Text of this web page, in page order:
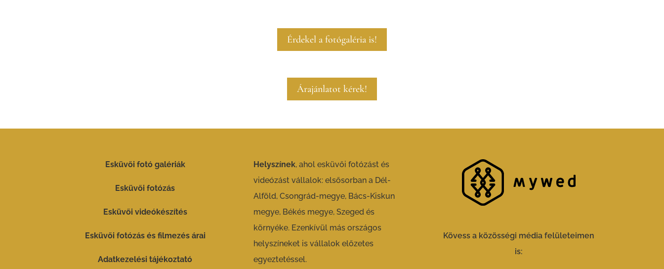
Érdekel a fotógaléria is!
Árajánlatot kérek!
Esküvői fotó galériák
Esküvői fotózás
Esküvői videókészítés
Esküvői fotózás és filmezés árai
Adatkezelési tájékoztató
Helyszínek, ahol esküvői fotózást és
videózást vállalok: elsősorban a Dél-
Alföld, Csongrád-megye, Bács-Kiskun
megye, Békés megye, Szeged és
környéke. Ezenkívül más országos
helyszíneket is vállalok előzetes
egyeztetéssel.
Kövess a közösségi média felületeimen
is: